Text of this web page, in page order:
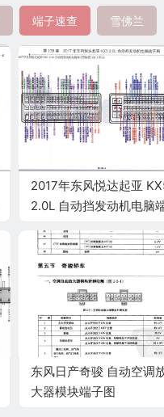
端子速查 雪佛兰
2017年东风悦达起亚
2.0L 自动挡发动机电脑
东风日产奇骏 自动空调
大器模块端子图